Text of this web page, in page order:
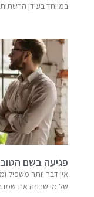
במיוחד בעידן
פגיעה בשם הטוב
אין דבר יותר משפיל
של מי שבונה את שמו